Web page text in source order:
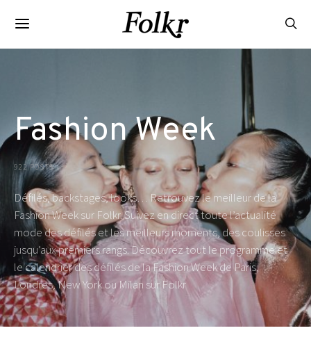
Fashion Week
922 POSTS
Défilés, backstages, looks… Retrouvez le meilleur de la
Fashion Week sur Folkr. Suivez en direct toute l’actualité
mode des défilés et les meilleurs moments, des coulisses
jusqu’aux premiers rangs. Découvrez tout le programme et
le calendrier des défilés de la Fashion Week de Paris,
Londres, New York ou Milan sur Folkr